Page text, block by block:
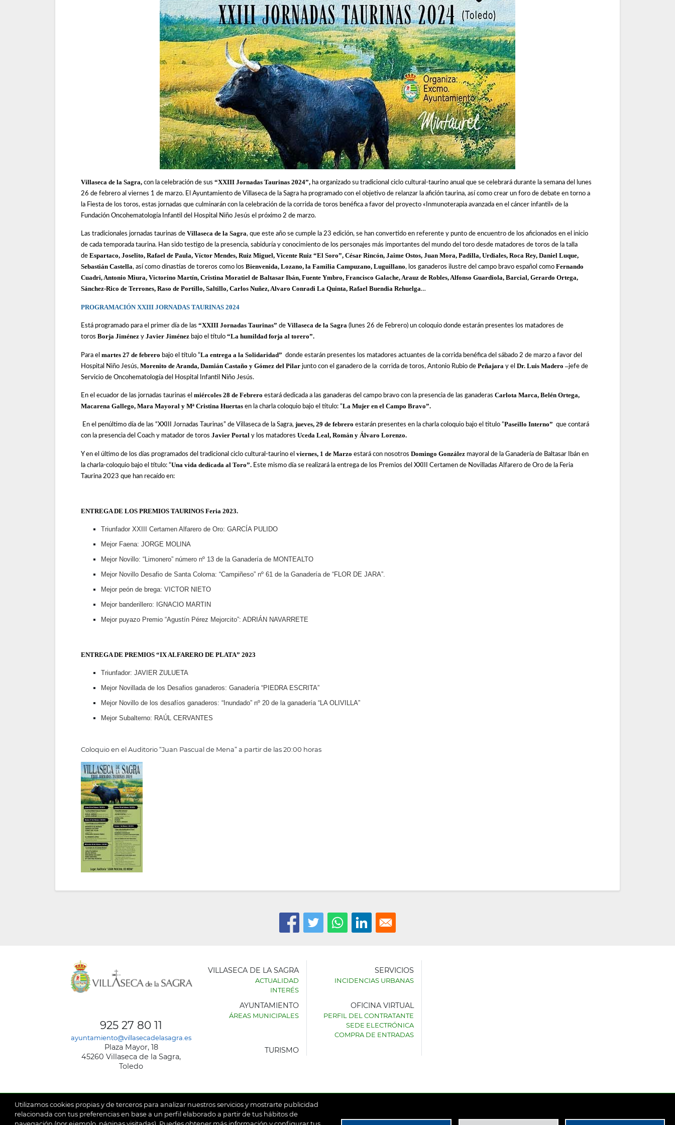
Villaseca de la Sagra, con la celebración de sus “XXIII Jornadas Taurinas 2024”, ha organizado su tradicional ciclo cultural-taurino anual que se celebrará durante la semana del lunes
26 de febrero al viernes 1 de marzo. El Ayuntamiento de Villaseca de la Sagra ha programado con el objetivo de relanzar la afición taurina, así como crear un foro de debate en torno a
la Fiesta de los toros, estas jornadas que culminarán con la celebración de la corrida de toros benéfica a favor del proyecto «Inmunoterapia avanzada en el cáncer infantil» de la
Fundación Oncohematología Infantil del Hospital Niño Jesús el próximo 2 de marzo.
Las tradicionales jornadas taurinas de Villaseca de la Sagra, que este año se cumple la 23 edición, se han convertido en referente y punto de encuentro de los aficionados en el inicio
de cada temporada taurina. Han sido testigo de la presencia, sabiduría y conocimiento de los personajes más importantes del mundo del toro desde matadores de toros de la talla
de Espartaco, Joselito, Rafael de Paula, Víctor Mendes, Ruiz Miguel, Vicente Ruiz “El Soro”, César Rincón, Jaime Ostos, Juan Mora, Padilla, Urdiales, Roca Rey, Daniel Luque,
Sebastián Castella, así como dinastías de toreros como losBienvenida, Lozano, la Familia Campuzano, Luguillano, los ganaderos ilustre del campo bravo español comoFernando
Cuadri, Antonio Miura, Victorino Martín, Cristina Moratiel de Baltasar Ibán, Fuente Ymbro, Francisco Galache, Arauz de Robles, Alfonso Guardiola, Barcial, Gerardo Ortega,
Sánchez-Rico de Terrones, Raso de Portillo, Saltillo, Carlos Nuñez, Alvaro Conradi La Quinta, Rafael Buendia Rehuelga…
PROGRAMACIÓN XXIII JORNADAS TAURINAS 2024
Está programado para el primer día de las“XXIII Jornadas Taurinas” de Villaseca de la Sagra (lunes 26 de Febrero) un coloquio donde estarán presentes los matadores de
torosBorja Jiménez y Javier Jiménez bajo el título “La humildad forja al torero”.
Para elmartes 27 de febrero bajo el título “La entrega a la Solidaridad” donde estarán presentes los matadores actuantes de la corrida benéfica del sábado 2 de marzo a favor del
Hospital Niño Jesús,Morenito de Aranda, Damián Castaño y Gómez del Pilarjunto con el ganadero de la corrida de toros, Antonio Rubio dePeñajaray elDr. Luis Madero –jefe de
Servicio de Oncohematología del Hospital Infantil Niño Jesús.
En el ecuador de las jornadas taurinas elmiércoles 28 de Febreroestará dedicada a las ganaderas del campo bravo con la presencia de las ganaderasCarlota Marca, Belén Ortega,
Macarena Gallego, Mara Mayoral y Mª Cristina Huertasen la charla coloquio bajo el título: “La Mujer en el Campo Bravo”.
En el penúltimo día de las “XXIII Jornadas Taurinas” de Villaseca de la Sagra,jueves, 29 de febreroestarán presentes en la charla coloquio bajo el titulo “Paseillo Interno” que contará
con la presencia del Coach y matador de torosJavier Portal y los matadores Uceda Leal, Román y Álvaro Lorenzo.
Y en el último de los días programados del tradicional ciclo cultural-taurino elviernes, 1 de Marzoestará con nosotrosDomingo González mayoral de la Ganadería de Baltasar Ibán en
la charla-coloquio bajo el título: “Una vida dedicada al Toro”. Este mismo día se realizará la entrega de los Premios del XXIII Certamen de Novilladas Alfarero de Oro de la Feria
Taurina 2023 que han recaído en:
ENTREGA DE LOS PREMIOS TAURINOS Feria 2023.
Triunfador XXIII Certamen Alfarero de Oro: GARCÍA PULIDO
Mejor Faena: JORGE MOLINA
Mejor Novillo: “Limonero” número nº 13 de la Ganadería de MONTEALTO
Mejor Novillo Desafio de Santa Coloma: “Campiñeso” nº 61 de la Ganadería de “FLOR DE JARA”.
Mejor peón de brega: VICTOR NIETO
Mejor banderillero: IGNACIO MARTIN
Mejor puyazo Premio “Agustín Pérez Mejorcito”: ADRIÁN NAVARRETE
ENTREGA DE PREMIOS “IX ALFARERO DE PLATA” 2023
Triunfador: JAVIER ZULUETA
Mejor Novillada de los Desafios ganaderos: Ganadería “PIEDRA ESCRITA”
Mejor Novillo de los desafíos ganaderos: “Inundado” nº 20 de la ganadería “LA OLIVILLA”
Mejor Subalterno: RAÚL CERVANTES
Coloquio en el Auditorio “Juan Pascual de Mena” a partir de las 20:00 horas
Utilizamos cookies propias y de terceros para analizar nuestros servicios y mostrarte publicidad
relacionada con tus preferencias en base a un perfil elaborado a partir de tus hábitos de
925 27 80 11
ayuntamiento@villasecadelasagra.es
Plaza Mayor, 18
45260 Villaseca de la Sagra,
Toledo
AYUNTAMIENTO
VILLASECA DE LA SAGRA
ACTUALIDAD
INTERÉS
SERVICIOS
INCIDENCIAS URBANAS
AYUNTAMIENTO
ÁREAS MUNICIPALES
OFICINA VIRTUAL
PERFIL DEL CONTRATANTE
SEDE ELECTRÓNICA
COMPRA DE ENTRADAS
TURISMO